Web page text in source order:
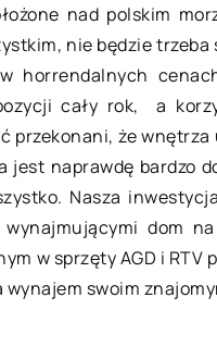
nad polskim
nie będzie
horrendalnych
cały rok, a
przekonani, że
jest naprawdę bardzo
Nasza
dom
w sprzęty AGD i
swoim
wyróżniać
każdego
Co
W
chcemy